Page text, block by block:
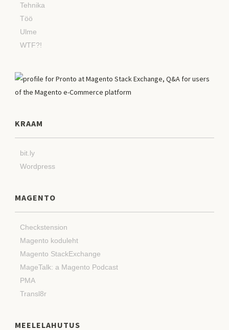
Tehnika
Töö
Ulme
WTF?!
KRAAM
bit.ly
Wordpress
MAGENTO
Checkstension
Magento koduleht
Magento StackExchange
MageTalk: a Magento Podcast
PMA
Transl8r
MEELELAHUTUS